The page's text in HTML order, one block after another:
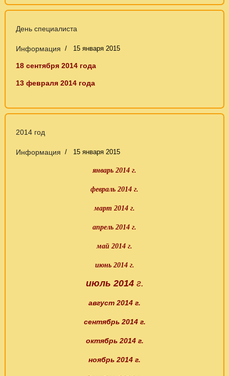
День специалиста
Информация 15 января 2015
18 сентября 2014 года
13 февраля 2014 года
2014 год
Информация 15 января 2015
январь 2014 г.
февраль 2014 г.
март 2014 г.
апрель 2014 г.
май 2014 г.
июнь 2014 г.
июль 2014г.
август 2014 г.
сентябрь 2014 г.
октябрь 2014 г.
ноябрь 2014 г.